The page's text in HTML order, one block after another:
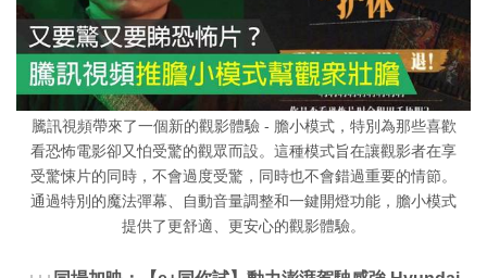
騰訊視頻帶來了一個新的觀影體驗 - 膽小模式，特別為那些喜歡
看恐怖電影卻又怕受驚的觀眾而設。這種模式旨在讓觀影者在享
受驚悚片的同時，不會過度受驚，同時也不會錯過重要的情節。
通過特別的魔法彈幕、自動音量調整和一鍵開燈功能，膽小模式
提供了更舒適、更安心的觀影體驗。